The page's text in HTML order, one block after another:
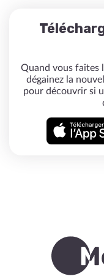
Quand vous faites
dégainez la
pour découvrir si